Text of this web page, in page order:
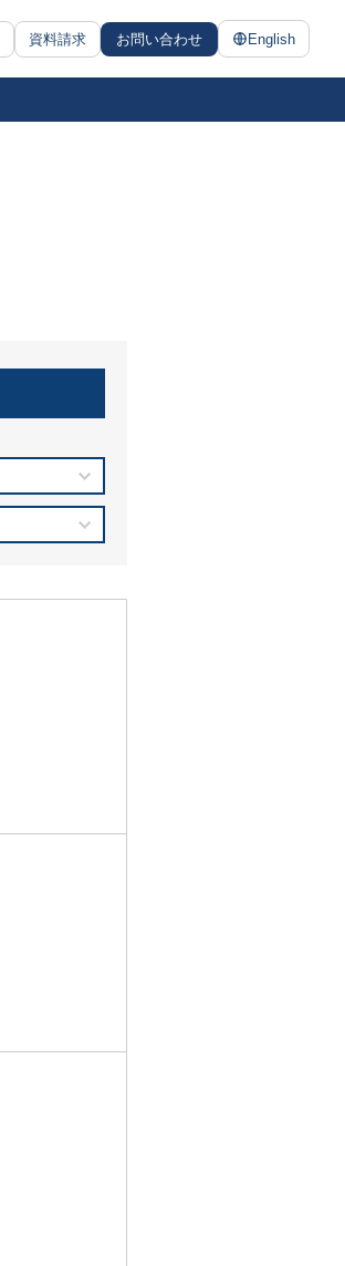
資料請求 お問い合わせ English